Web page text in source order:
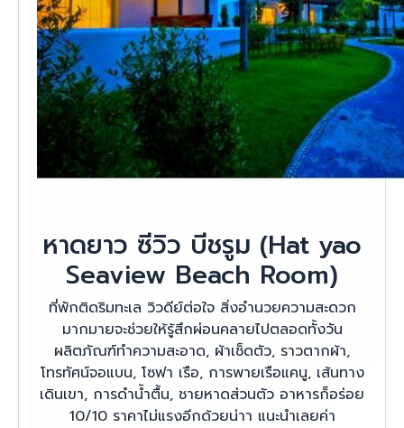
หาดยาว ซีวิว บีชรูม (Hat yao
Seaview Beach Room)
ที่พักติดริมทะเล วิวดีย์ต่อใจ สิ่งอำนวยความสะดวก
มากมายจะช่วยให้รู้สึกผ่อนคลายไปตลอดทั้งวัน
ผลิตภัณฑ์ทำความสะอาด, ผ้าเช็ดตัว, ราวตากผ้า,
โทรทัศน์จอแบน, โซฟา เรือ, การพายเรือแคนู, เส้นทาง
เดินเขา, การดำน้ำตื้น, ชายหาดส่วนตัว อาหารก็อร่อย
10/10 ราคาไม่แรงอีกด้วยน่าา แนะนำเลยค่า